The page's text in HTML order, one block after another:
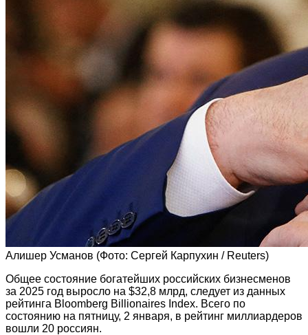
Алишер Усманов (Фото: Сергей Карпухин / Reuters)
Общее состояние богатейших российских бизнесменов
за 2025 год выросло на $32,8 млрд, следует из данных
рейтинга Bloomberg Billionaires Index. Всего по
состоянию на пятницу, 2 января, в рейтинг миллиардеров
вошли 20 россиян.